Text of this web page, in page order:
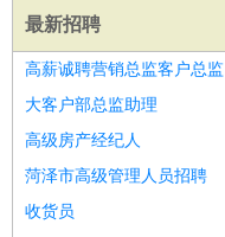
最新招聘
高薪诚聘营销总监客户总监
大客户部总监助理
高级房产经纪人
菏泽市高级管理人员招聘
收货员